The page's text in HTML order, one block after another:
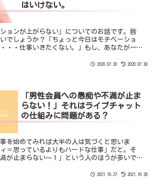
はいけない。
ョンが上がらない」についてのお話です。皆
でしょうか？「ちょっと今日はモチベーショ
・・仕事いきたくない。」もし、あなたが一
2020.07.20 2020.07.30
「男性会員への愚痴や不満が止ま
らない！」それはライブチャット
の仕組みに問題がある？
を始めてみれば大半の人は気づくと思いま
＝思っているよりもハードな仕事」だと。そ
が止まらない～！」という人のほうが多いで
2021.10.27 2021.10.28